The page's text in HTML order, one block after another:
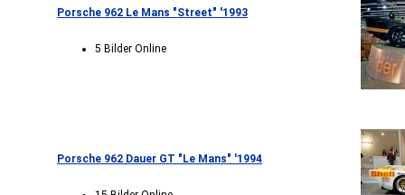
Porsche 962 Le Mans "Street" '1993
5 Bilder Online
Porsche 962 Dauer GT "Le Mans" '1994